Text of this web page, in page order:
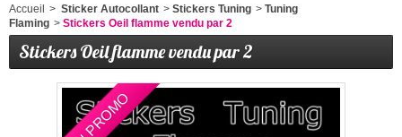
Accueil > Sticker Autocollant > Stickers Tuning > Tuning
Flaming > Stickers Oeil flamme vendu par 2
Stickers Oeil flamme vendu par 2
EN PROMO